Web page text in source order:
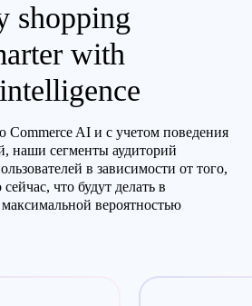
shopping
with
AI и с учетом поведения
наши сегменты аудиторий
в зависимости от того,
что будут делать в
вероятностью